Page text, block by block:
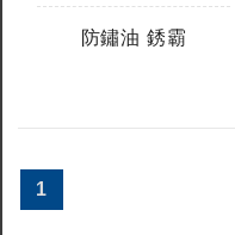
防鏽油 銹霸
1